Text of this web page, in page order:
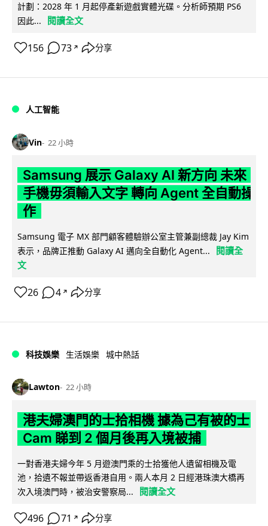
計劃：2028 年 1 月起停產新遊戲實體光碟。分析師預期 PS6
因此...
閱讀全文
156 73 ↗ 分享
人工智能
Vin 22 小時
Samsung 展示 Galaxy AI 新方向 未來
手機毋須輸入文字 轉向 Agent 全自動操
作
Samsung 電子 MX 部門顧客體驗辦公室主管兼副總裁 Jay Kim
表示，品牌正推動 Galaxy AI 邁向全自動化 Agent...
閱讀全
文
26 4 ↗ 分享
科技娛樂 生活娛樂 城中熱話
Lawton 22 小時
港夫婦澳門的士拾相機 據為己有被的士
Cam 睇到 2 個月後再入境被捕
一對香港夫婦今年 5 月遊澳門乘的士拾獲他人遺留相機及電
池，拾遺不報並帶返香港自用。兩人本月 2 日經港珠澳大橋再
次入境澳門時，被治安警察局...
閱讀全文
496 71 ↗ 分享